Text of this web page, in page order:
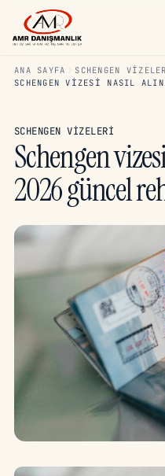
ANA SAYFA
SCHENGEN
SCHENGEN VIZESI NASIL
SCHENGEN VIZELERI
Schengen
2026 güncel